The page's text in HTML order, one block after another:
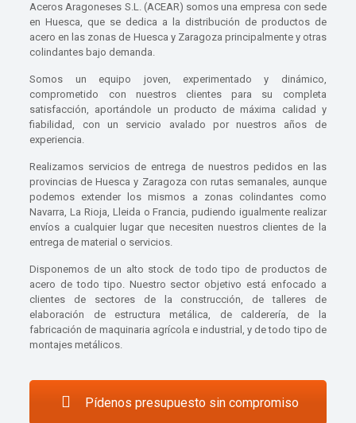
Aceros Aragoneses S.L. (ACEAR) somos una empresa con sede
en Huesca, que se dedica a la distribución de productos de
acero en las zonas de Huesca y Zaragoza principalmente y otras
colindantes bajo demanda.
Somos un equipo joven, experimentado y dinámico,
comprometido con nuestros clientes para su completa
satisfacción, aportándole un producto de máxima calidad y
fiabilidad, con un servicio avalado por nuestros años de
experiencia.
Realizamos servicios de entrega de nuestros pedidos en las
provincias de Huesca y Zaragoza con rutas semanales, aunque
podemos extender los mismos a zonas colindantes como
Navarra, La Rioja, Lleida o Francia, pudiendo igualmente realizar
envíos a cualquier lugar que necesiten nuestros clientes de la
entrega de material o servicios.
Disponemos de un alto stock de todo tipo de productos de
acero de todo tipo. Nuestro sector objetivo está enfocado a
clientes de sectores de la construcción, de talleres de
elaboración de estructura metálica, de calderería, de la
fabricación de maquinaria agrícola e industrial, y de todo tipo de
montajes metálicos.
Pídenos presupuesto sin compromiso